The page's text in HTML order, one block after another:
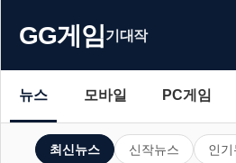
GG게임기대작
뉴스 모바일 PC게임
최신뉴스 신작뉴스 인기